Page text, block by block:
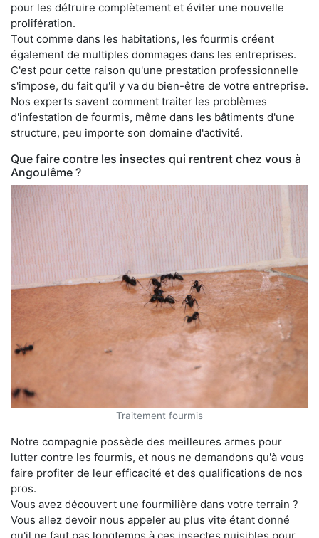
pour les détruire complètement et éviter une nouvelle
prolifération.
Tout comme dans les habitations, les fourmis créent
également de multiples dommages dans les entreprises.
C'est pour cette raison qu'une prestation professionnelle
s'impose, du fait qu'il y va du bien-être de votre entreprise.
Nos experts savent comment traiter les problèmes
d'infestation de fourmis, même dans les bâtiments d'une
structure, peu importe son domaine d'activité.
Que faire contre les insectes qui rentrent chez vous à
Angoulême ?
Traitement fourmis
Notre compagnie possède des meilleures armes pour
lutter contre les fourmis, et nous ne demandons qu'à vous
faire profiter de leur efficacité et des qualifications de nos
pros.
Vous avez découvert une fourmilière dans votre terrain ?
Vous allez devoir nous appeler au plus vite étant donné
qu'il ne faut pas longtemps à ces insectes nuisibles pour